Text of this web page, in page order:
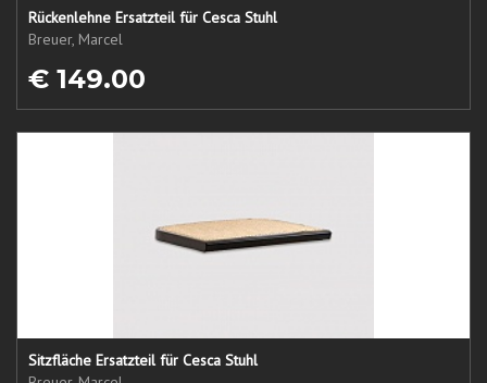
Rückenlehne Ersatzteil für Cesca Stuhl
Breuer, Marcel
€ 149.00
Sitzfläche Ersatzteil für Cesca Stuhl